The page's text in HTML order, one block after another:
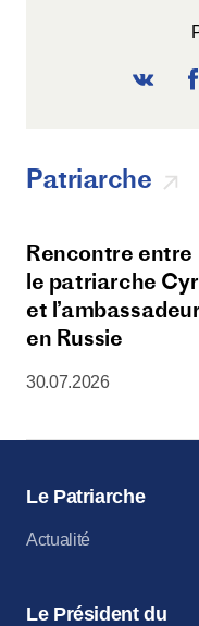
Patriarche
Rencontre entre
le patriarche
et
en Russie
30.07.2026
Le Patriarche
Actualité
Le Président du